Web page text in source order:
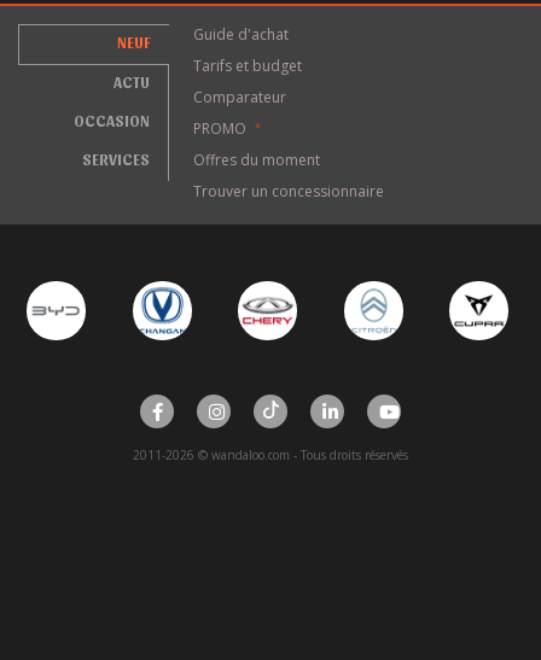
NEUF
ACTU
OCCASION
SERVICES
Guide d'achat
Tarifs et budget
Comparateur
PROMO
*
Offres du moment
Trouver un concessionnaire
2011-2026 © wandaloo.com - Tous droits réservés